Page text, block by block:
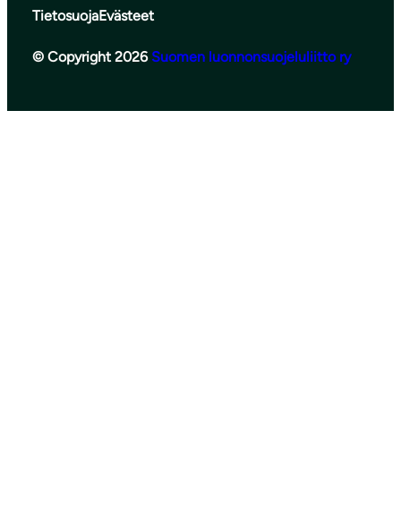
TietosuojaEvästeet
© Copyright 2026 Suomen luonnonsuojeluliitto ry